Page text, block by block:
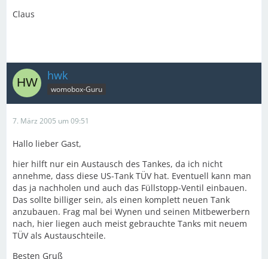
Claus
hwk
womobox-Guru
7. März 2005 um 09:51
Hallo lieber Gast,
hier hilft nur ein Austausch des Tankes, da ich nicht
annehme, dass diese US-Tank TÜV hat. Eventuell kann man
das ja nachholen und auch das Füllstopp-Ventil einbauen.
Das sollte billiger sein, als einen komplett neuen Tank
anzubauen. Frag mal bei Wynen und seinen Mitbewerbern
nach, hier liegen auch meist gebrauchte Tanks mit neuem
TÜV als Austauschteile.
Besten Gruß